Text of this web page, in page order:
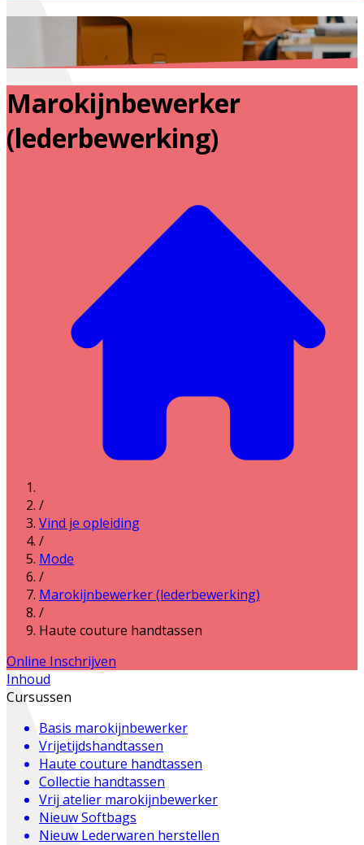
Marokijnbewerker
(lederbewerking)
/
Vind je opleiding
/
Mode
/
Marokijnbewerker (lederbewerking)
/
Haute couture handtassen
Online Inschrijven
Inhoud
Cursussen
Basis marokijnbewerker
Vrijetijdshandtassen
Haute couture handtassen
Collectie handtassen
Vrij atelier marokijnbewerker
NieuwSoftbags
Nieuw Lederwaren herstellen